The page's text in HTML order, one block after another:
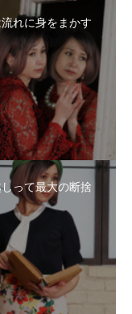
れに身をまかす
って最大の断捨